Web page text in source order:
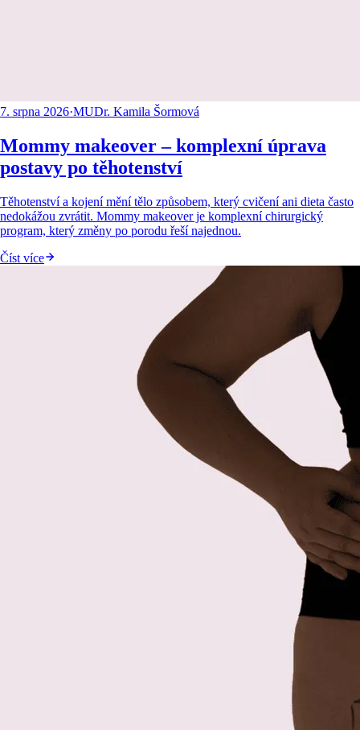
7. srpna 2026·MUDr. Kamila Šormová
Mommy makeover – komplexní úprava
postavy po těhotenství
Těhotenství a kojení mění tělo způsobem, který cvičení ani dieta často
nedokážou zvrátit. Mommy makeover je komplexní chirurgický
program, který změny po porodu řeší najednou.
Číst více